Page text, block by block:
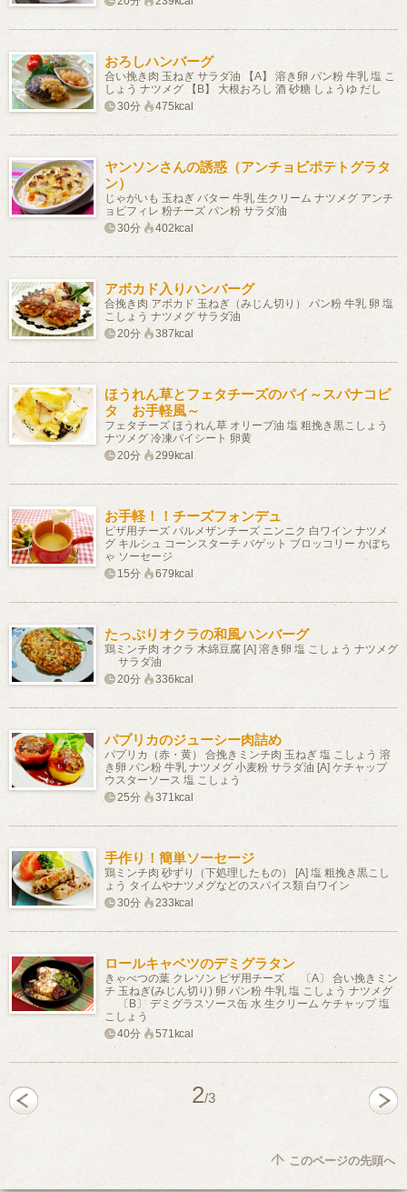
おろしハンバーグ
合い挽き肉 玉ねぎ サラダ油 【A】 溶き卵 パン粉 牛乳 塩 こ
しょう ナツメグ 【B】 大根おろし 酒 砂糖 しょうゆ だし
30分
475kcal
ヤンソンさんの誘惑（アンチョビポテトグラタ
ン）
じゃがいも 玉ねぎ バター 牛乳 生クリーム ナツメグ アンチ
ョビフィレ 粉チーズ パン粉 サラダ油
30分
402kcal
アボカド入りハンバーグ
合挽き肉 アボカド 玉ねぎ（みじん切り） パン粉 牛乳 卵 塩
こしょう ナツメグ サラダ油
20分
387kcal
ほうれん草とフェタチーズのパイ～スパナコピ
タ お手軽風～
フェタチーズ ほうれん草 オリーブ油 塩 粗挽き黒こしょう
ナツメグ 冷凍パイシート 卵黄
20分
299kcal
お手軽！！チーズフォンデュ
ピザ用チーズ パルメザンチーズ ニンニク 白ワイン ナツメ
グ キルシュ コーンスターチ バゲット ブロッコリー かぼち
ゃ ソーセージ
15分
679kcal
たっぷりオクラの和風ハンバーグ
鶏ミンチ肉 オクラ 木綿豆腐 [A] 溶き卵 塩 こしょう ナツメグ
サラダ油
20分
336kcal
パプリカのジューシー肉詰め
パプリカ（赤・黄） 合挽きミンチ肉 玉ねぎ 塩 こしょう 溶
き卵 パン粉 牛乳 ナツメグ 小麦粉 サラダ油 [A] ケチャップ
ウスターソース 塩 こしょう
25分
371kcal
手作り！簡単ソーセージ
鶏ミンチ肉 砂ずり（下処理したもの） [A] 塩 粗挽き黒こし
ょう タイムやナツメグなどのスパイス類 白ワイン
30分
233kcal
ロールキャベツのデミグラタン
きゃべつの葉 クレソン ピザ用チーズ 〔A〕 合い挽きミン
チ 玉ねぎ(みじん切り) 卵 パン粉 牛乳 塩 こしょう ナツメグ
〔B〕 デミグラスソース缶 水 生クリーム ケチャップ 塩
こしょう
40分
571kcal
2/3
このページの先頭へ